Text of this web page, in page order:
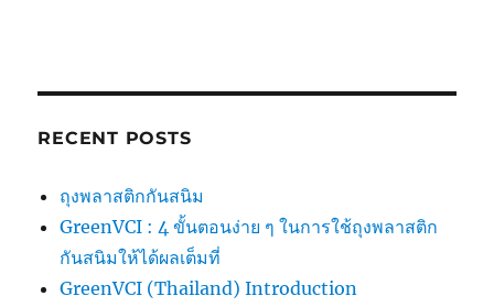
RECENT POSTS
ถุงพลาสติกกันสนิม
GreenVCI : 4 ขั้นตอนง่าย ๆ ในการใช้ถุงพลาสติก
กันสนิมให้ได้ผลเต็มที่
GreenVCI (Thailand) Introduction